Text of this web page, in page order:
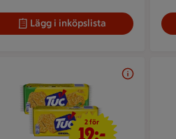
Lägg i inköpslista
2 för 19 kr
2 för
19:-